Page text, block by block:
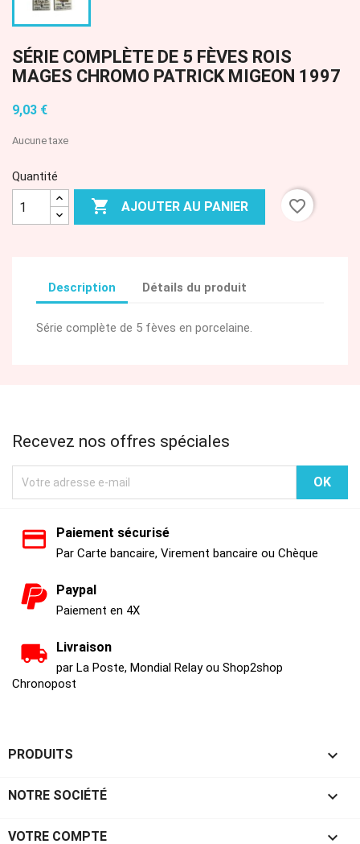
SÉRIE COMPLÈTE DE 5 FÈVES ROIS
MAGES CHROMO PATRICK MIGEON 1997
9,03 €
Aucune taxe
Quantité
 AJOUTER AU PANIER favorite_border
Description Détails du produit
Série complète de 5 fèves en porcelaine.
Recevez nos offres spéciales
Paiement sécurisé
Par Carte bancaire, Virement bancaire ou Chèque
Paypal
Paiement en 4X
Livraison
par La Poste, Mondial Relay ou Shop2shop
Chronopost
PRODUITS 
NOTRE SOCIÉTÉ 
VOTRE COMPTE 